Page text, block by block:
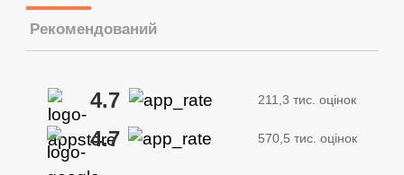
Рекомендований
4.7 211,3 тис. оцінок
4.7 570,5 тис. оцінок